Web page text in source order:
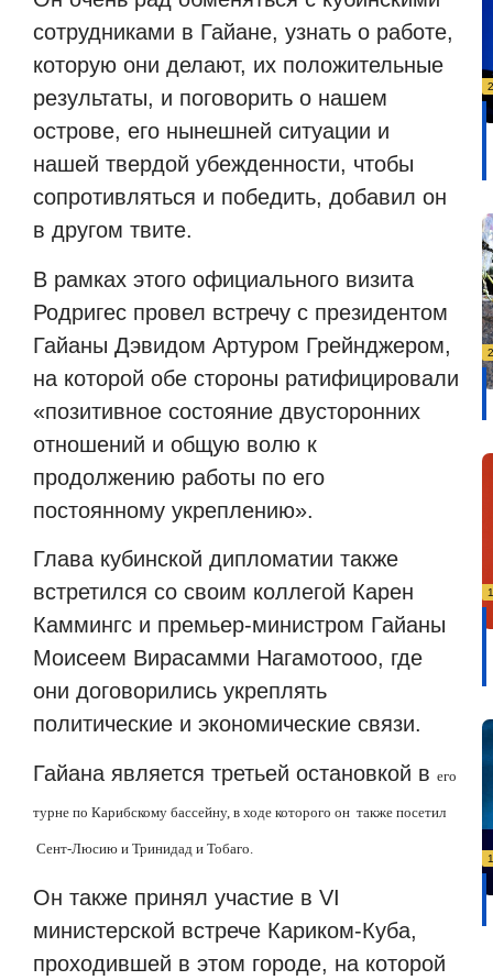
сотрудниками в Гайане, узнать о работе,
которую они делают, их положительные
результаты, и поговорить о нашем
острове, его нынешней ситуации и
нашей твердой убежденности, чтобы
сопротивляться и победить, добавил он
в другом твите.
В рамках этого официального визита
Родригес провел встречу с президентом
Гайаны Дэвидом Артуром Грейнджером,
на которой обе стороны ратифицировали
«позитивное состояние двусторонних
отношений и общую волю к
продолжению работы по его
постоянному укреплению».
Глава кубинской дипломатии также
встретился со своим коллегой Карен
Каммингс и премьер-министром Гайаны
Моисеем Вирасамми Нагамотооо, где
они договорились укреплять
политические и экономические связи.
Гайана является третьей остановкой в его
турне по Карибскому бассейну, в ходе которого он также посетил
Сент-Люсию и Тринидад и Тобаго.
Он также принял участие в VI
министерской встрече Кариком-Куба,
проходившей в этом городе, на которой